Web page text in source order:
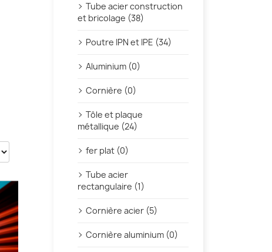
Tube acier construction
et bricolage (38)
Poutre IPN et IPE (34)
Aluminium (0)
Cornière (0)
Tôle et plaque
métallique (24)
fer plat (0)
Tube acier
rectangulaire (1)
Cornière acier (5)
Cornière aluminium (0)